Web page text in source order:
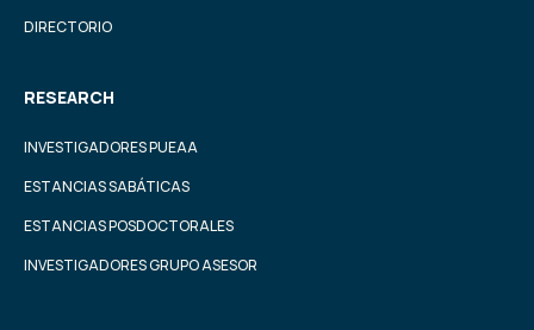
DIRECTORIO
RESEARCH
INVESTIGADORES PUEAA
ESTANCIAS SABÁTICAS
ESTANCIAS POSDOCTORALES
INVESTIGADORES GRUPO ASESOR